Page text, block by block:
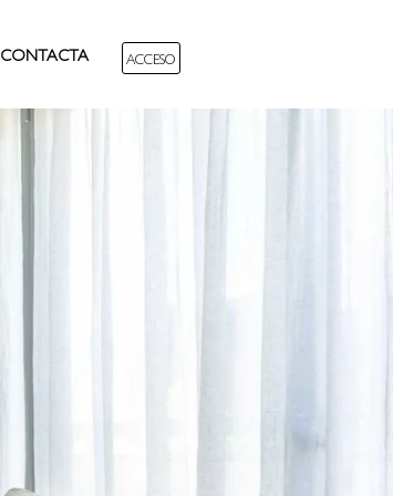
CONTACTA ACCESO